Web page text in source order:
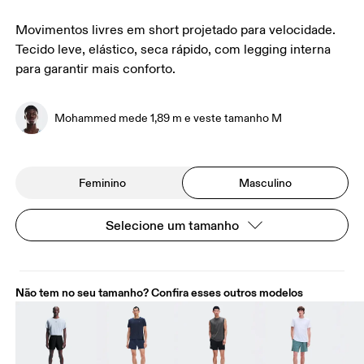
Movimentos livres em short projetado para velocidade.
Tecido leve, elástico, seca rápido, com legging interna
para garantir mais conforto.
Mohammed mede 1,89 m e veste tamanho M
Feminino Masculino
Selecione um tamanho
Não tem no seu tamanho? Confira esses outros modelos